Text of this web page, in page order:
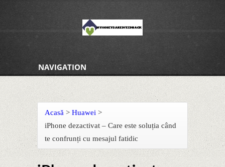
NAVIGATION
Acasă > Huawei >
iPhone dezactivat – Care este soluția când
te confrunți cu mesajul fatidic